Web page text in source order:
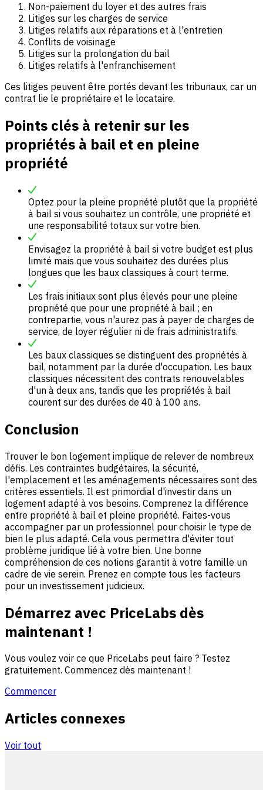
Non-paiement du loyer et des autres frais
Litiges sur les charges de service
Litiges relatifs aux réparations et à l'entretien
Conflits de voisinage
Litiges sur la prolongation du bail
Litiges relatifs à l'enfranchisement
Ces litiges peuvent être portés devant les tribunaux, car un
contrat lie le propriétaire et le locataire.
Points clés à retenir sur les
propriétés à bail et en pleine
propriété
Optez pour la pleine propriété plutôt que la propriété
à bail si vous souhaitez un contrôle, une propriété et
une responsabilité totaux sur votre bien.
Envisagez la propriété à bail si votre budget est plus
limité mais que vous souhaitez des durées plus
longues que les baux classiques à court terme.
Les frais initiaux sont plus élevés pour une pleine
propriété que pour une propriété à bail ; en
contrepartie, vous n'aurez pas à payer de charges de
service, de loyer régulier ni de frais administratifs.
Les baux classiques se distinguent des propriétés à
bail, notamment par la durée d'occupation. Les baux
classiques nécessitent des contrats renouvelables
d'un à deux ans, tandis que les propriétés à bail
courent sur des durées de 40 à 100 ans.
Conclusion
Trouver le bon logement implique de relever de nombreux
défis. Les contraintes budgétaires, la sécurité,
l'emplacement et les aménagements nécessaires sont des
critères essentiels. Il est primordial d'investir dans un
logement adapté à vos besoins. Comprenez la différence
entre propriété à bail et pleine propriété. Faites-vous
accompagner par un professionnel pour choisir le type de
bien le plus adapté. Cela vous permettra d'éviter tout
problème juridique lié à votre bien. Une bonne
compréhension de ces notions garantit à votre famille un
cadre de vie serein. Prenez en compte tous les facteurs
pour un investissement judicieux.
Démarrez avec PriceLabs dès
maintenant !
Vous voulez voir ce que PriceLabs peut faire ? Testez
gratuitement. Commencez dès maintenant !
Commencer
Articles connexes
Voir tout